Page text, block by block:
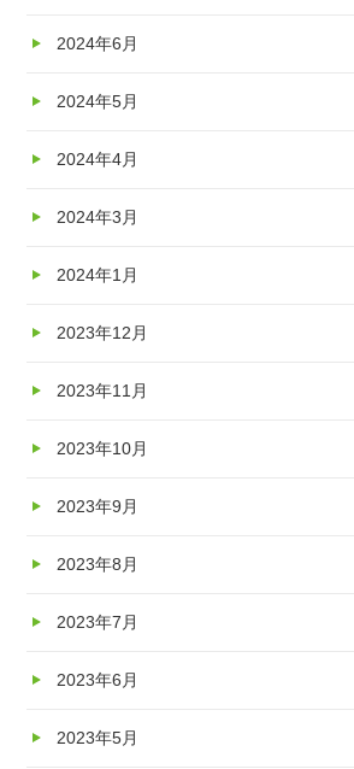
2024年6月
2024年5月
2024年4月
2024年3月
2024年1月
2023年12月
2023年11月
2023年10月
2023年9月
2023年8月
2023年7月
2023年6月
2023年5月